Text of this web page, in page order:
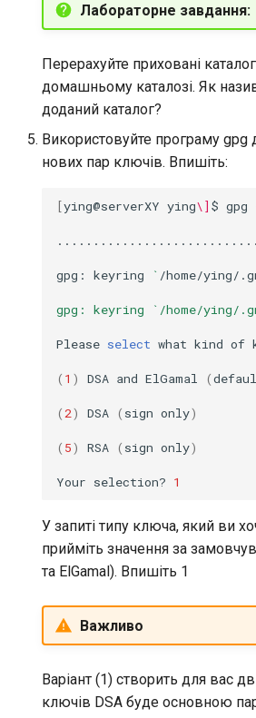
Лабораторне завдання:
Перерахуйте приховані
домашньому каталозі. Як
доданий каталог?
Використовуйте програму gpg
нових пар ключів. Впишіть:
[ying@serverXY ying\] $ gpg
gpg: keyring ` /home/ying/
gpg: keyring `/home/ying/
Please select what kind of
( 1 ) DSA and ElGamal (
( 2) DSA ( sign only)
( 5) RSA ( sign only)
Your selection? 1
У запиті типу ключа, який ви
прийміть значення за
та ElGamal). Впишіть 1
Важливо
Варіант (1) створить для вас
ключів DSA буде основною